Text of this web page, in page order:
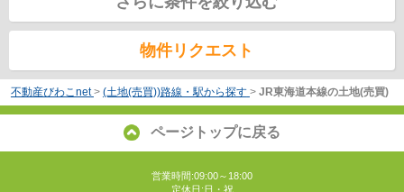
物件リクエスト
不動産びわこnet > (土地(売買))路線・駅から探す > JR東海道本線の土地(売買)
ページトップに戻る
営業時間:09:00～18:00
定休日:日・祝